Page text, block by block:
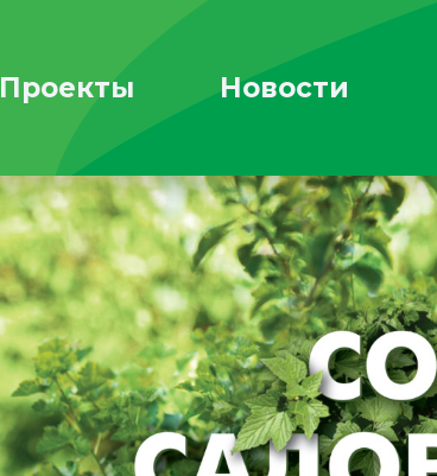
Проекты Новости